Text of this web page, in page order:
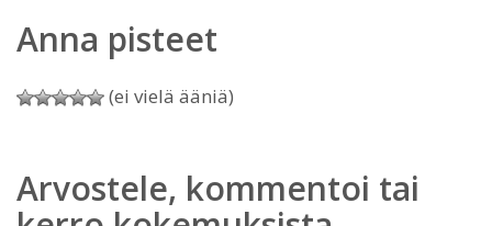
Anna pisteet
(ei vielä ääniä)
Arvostele, kommentoi tai